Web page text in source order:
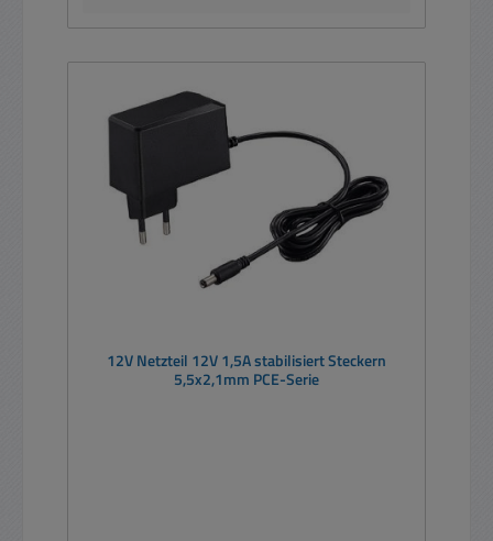
12V Netzteil 12V 1,5A stabilisiert Steckern
5,5x2,1mm PCE-Serie